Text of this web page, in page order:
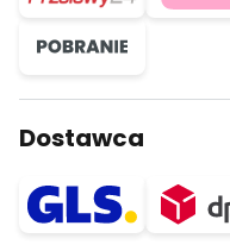
Dostawca